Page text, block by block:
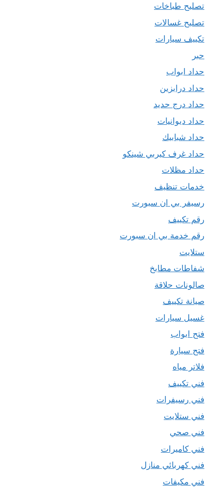
تصليح طباخات
تصليح غسالات
تكييف سيارات
حبر
حداد ابواب
حداد درابزين
حداد درج حديد
حداد ديوانيات
حداد شبابيك
حداد غرف كيربي شينكو
حداد مظلات
خدمات تنظيف
رسيفر بي ان سبورت
رقم تكييف
رقم خدمة بي ان سبورت
ستلايت
شفاطات مطابخ
صالونات حلاقة
صيانة تكييف
غسيل سيارات
فتح ابواب
فتح سيارة
فلاتر مياه
فني تكييف
فني رسيفرات
فني ستلايت
فني صحي
فني كاميرات
فني كهربائي منازل
فني مكيفات